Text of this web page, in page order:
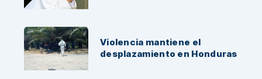
Violencia mantiene el
desplazamiento en Honduras